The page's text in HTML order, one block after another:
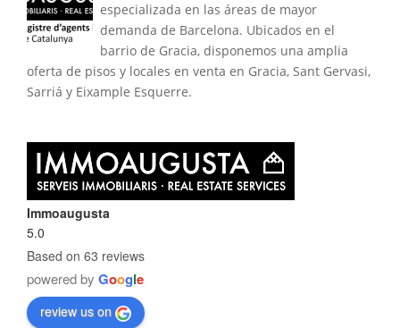
especializada en las áreas de mayor
demanda de Barcelona. Ubicados en el
barrio de Gracia, disponemos una amplia
oferta de pisos y locales en venta en Gracia, Sant Gervasi,
Sarriá y Eixample Esquerre.
Immoaugusta
5.0
Based on 63 reviews
powered by Google
review us on